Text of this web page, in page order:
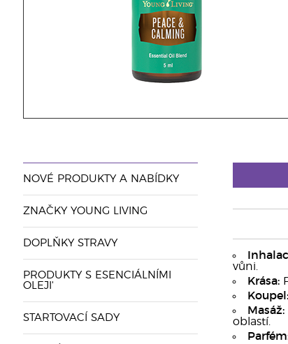
NOVÉ PRODUKTY A NABÍDKY
ZNAČKY YOUNG LIVING
DOPLŇKY STRAVY
PRODUKTY S ESENCIÁLNÍMI
OLEJI'
STARTOVACÍ SADY
vůni.
Krása:
Koupel:
Masáž:
oblastí.